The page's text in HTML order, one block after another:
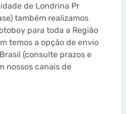
de Londrina Pr
também realizamos
para toda a Região
temos a opção de envio
(consulte prazos e
nossos canais de